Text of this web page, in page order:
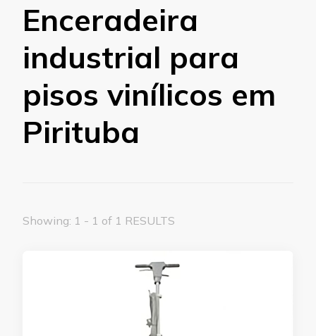
Enceradeira
industrial para
pisos vinílicos em
Pirituba
Showing: 1 - 1 of 1 RESULTS